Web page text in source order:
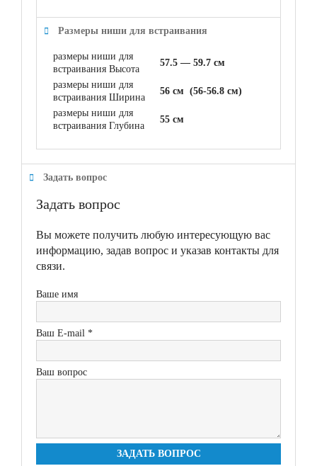
Размеры ниши для встраивания
размеры ниши для
встраивания Высота
57.5 — 59.7 см
размеры ниши для
встраивания Ширина
56 см (56-56.8 см)
размеры ниши для
встраивания Глубина
55 см
Задать вопрос
Задать вопрос
Вы можете получить любую интересующую вас
информацию, задав вопрос и указав контакты для
связи.
Ваше имя
Ваш E-mail *
Ваш вопрос
ЗАДАТЬ ВОПРОС